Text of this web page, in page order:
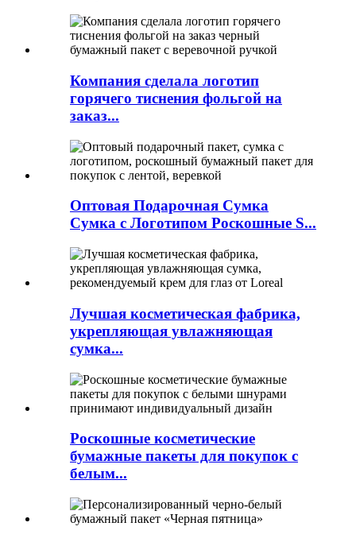
Компания сделала логотип
горячего тиснения фольгой на
заказ...
Оптовая Подарочная Сумка
Сумка с Логотипом Роскошные S...
Лучшая косметическая фабрика,
укрепляющая увлажняющая
сумка...
Роскошные косметические
бумажные пакеты для покупок с
белым...